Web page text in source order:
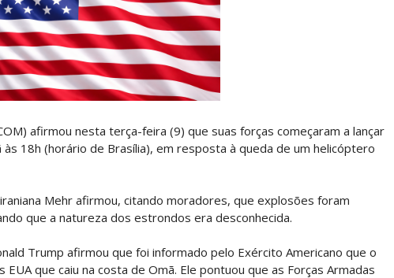
afirmou nesta terça-feira (9) que suas forças começaram a lançar
18h (horário de Brasília), em resposta à queda de um helicóptero
Mehr afirmou, citando moradores, que explosões foram
que a natureza dos estrondos era desconhecida.
Trump afirmou que foi informado pelo Exército Americano que o
que caiu na costa de Omã. Ele pontuou que as Forças Armadas